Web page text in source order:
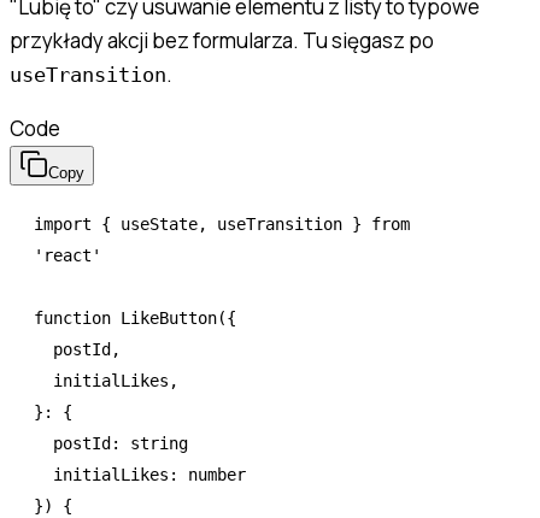
"Lubię to" czy usuwanie elementu z listy to typowe
przykłady akcji bez formularza. Tu sięgasz po
useTransition.
Code
Copy
import { useState, useTransition } from
'react'
function LikeButton({
  postId
,
  initialLikes
,
} :
{
  postId
:
string
  initialLikes
:
number
}) {